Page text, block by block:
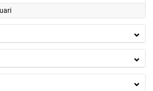
2025